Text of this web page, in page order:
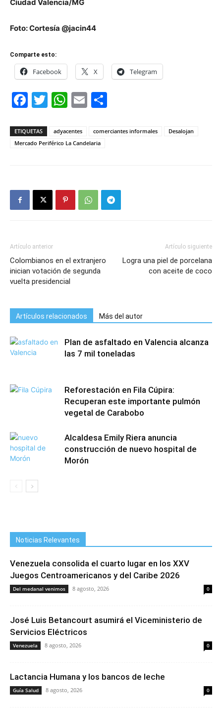
Ciudad Valencia/MG
Foto: Cortesía @jacin44
Comparte esto:
Facebook X Telegram
Facebook
Twitter
WhatsApp
Email
ETIQUETAS adyacentes comerciantes informales
Desalojan
Mercado Periférico La Candelaria
Artículo anterior
Colombianos en el extranjero
inician votación de segunda
vuelta presidencial
Artículo siguiente
Logra una piel de porcelana
con aceite de coco
Artículos relacionados Más del autor
Plan de asfaltado en Valencia alcanza
las 7 mil toneladas
Reforestación en Fila Cúpira:
Recuperan este importante pulmón
vegetal de Carabobo
Alcaldesa Emily Riera anuncia
construcción de nuevo hospital de
Morón
Noticias Relevantes
Venezuela consolida el cuarto lugar en los XXV
Juegos Centroamericanos y del Caribe 2026
Del medanal venimos 8 agosto, 2026 0
José Luis Betancourt asumirá el Viceministerio de
Servicios Eléctricos
Venezuela 8 agosto, 2026 0
Lactancia Humana y los bancos de leche
Guía Salud 8 agosto, 2026 0